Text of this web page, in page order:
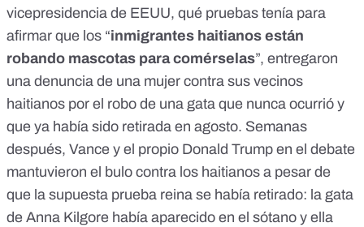
vicepresidencia de EEUU, qué pruebas tenía para
afirmar que los “inmigrantes haitianos están
robando mascotas para comérselas”, entregaron
una denuncia de una mujer contra sus vecinos
haitianos por el robo de una gata que nunca ocurrió y
que ya había sido retirada en agosto. Semanas
después, Vance y el propio Donald Trump en el debate
mantuvieron el bulo contra los haitianos a pesar de
que la supuesta prueba reina se había retirado: la gata
de Anna Kilgore había aparecido en el sótano y ella